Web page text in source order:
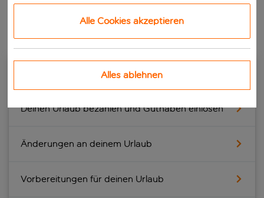
Schau dir unsere aktuellsten Reiseinfos an
Deinen Urlaub buchen
Deinen Urlaub bezahlen und Guthaben einlösen
Änderungen an deinem Urlaub
Vorbereitungen für deinen Urlaub
Alle Cookies akzeptieren
Alles ablehnen